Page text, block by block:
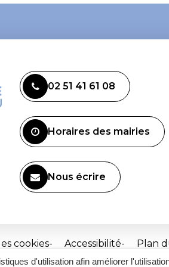
d'utilisation afin améliorer
02 51 41 61 08
Horaires des mairies
Nous écrire
cookies Accessibilité Plan